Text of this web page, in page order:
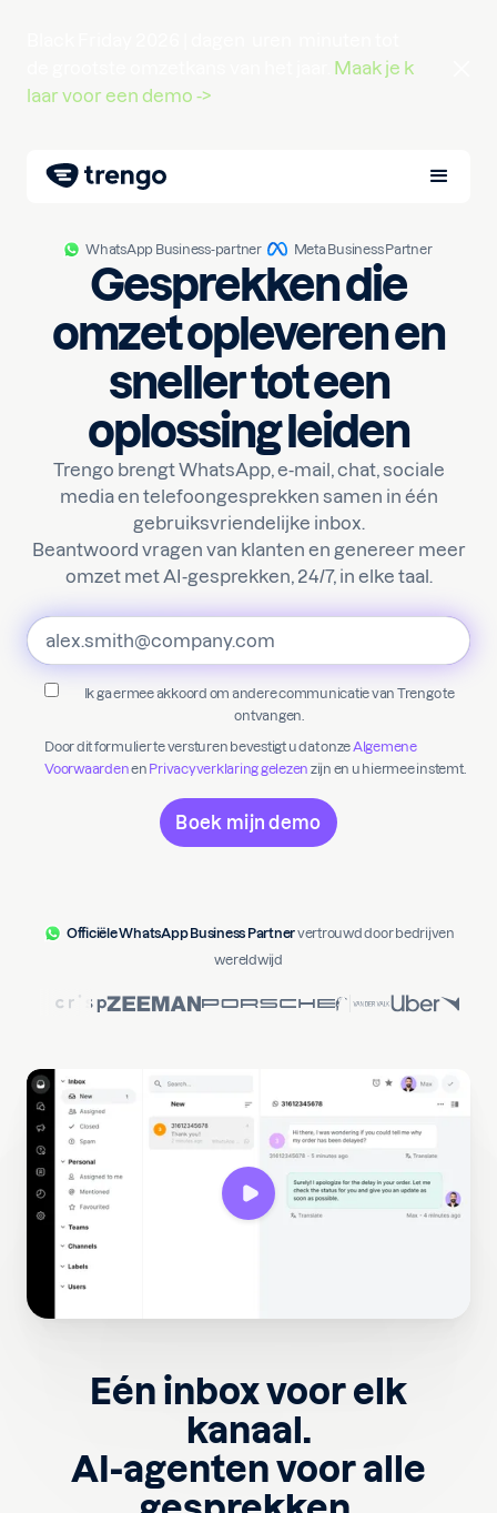
Maak je k
laar voor een demo ->
WhatsApp Business-partner Meta Business Partner
Gesprekken die
omzet opleveren en
sneller tot een
oplossing leiden
Trengo brengt WhatsApp, e-mail, chat, sociale
media en telefoongesprekken samen in één
gebruiksvriendelijke inbox.
Beantwoord vragen van klanten en genereer meer
omzet met AI-gesprekken, 24/7, in elke taal.
Ik ga ermee akkoord om andere communicatie van Trengo te
ontvangen.
Door dit formulier te versturen bevestigt u dat onzeAlgemene
Voorwaardenen Privacyverklaring gelezen zijn en u hiermee instemt.
Officiële WhatsApp Business Partnervertrouwd door bedrijven
wereldwijd
Eén inbox voor elk
kanaal.
AI-agenten voor alle